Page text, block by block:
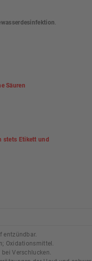
.
Säuren
stets Etikett und
entzündbar.
Oxidationsmittel.
Verschlucken.